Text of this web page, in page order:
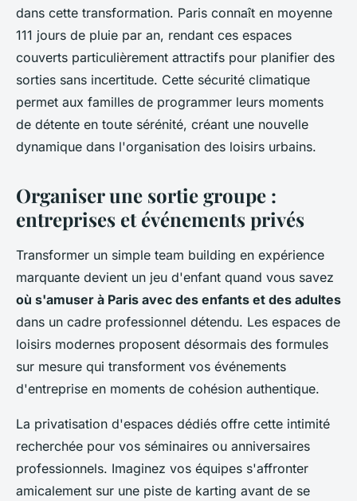
dans cette transformation. Paris connaît en moyenne
111 jours de pluie par an, rendant ces espaces
couverts particulièrement attractifs pour planifier des
sorties sans incertitude. Cette sécurité climatique
permet aux familles de programmer leurs moments
de détente en toute sérénité, créant une nouvelle
dynamique dans l'organisation des loisirs urbains.
Organiser une sortie groupe :
entreprises et événements privés
Transformer un simple team building en expérience
marquante devient un jeu d'enfant quand vous savez
où s'amuser à Paris avec des enfants et des adultes
dans un cadre professionnel détendu. Les espaces de
loisirs modernes proposent désormais des formules
sur mesure qui transforment vos événements
d'entreprise en moments de cohésion authentique.
La privatisation d'espaces dédiés offre cette intimité
recherchée pour vos séminaires ou anniversaires
professionnels. Imaginez vos équipes s'affronter
amicalement sur une piste de karting avant de se